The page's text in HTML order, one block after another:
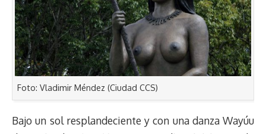
Foto: Vladimir Méndez (Ciudad CCS)
Bajo un sol resplandeciente y con una danza Wayúu